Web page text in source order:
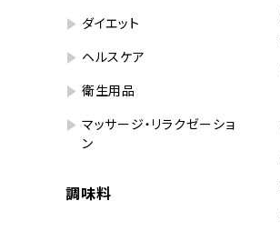
ダイエット
ヘルスケア
衛生用品
マッサージ・リラクゼーショ
ン
調味料